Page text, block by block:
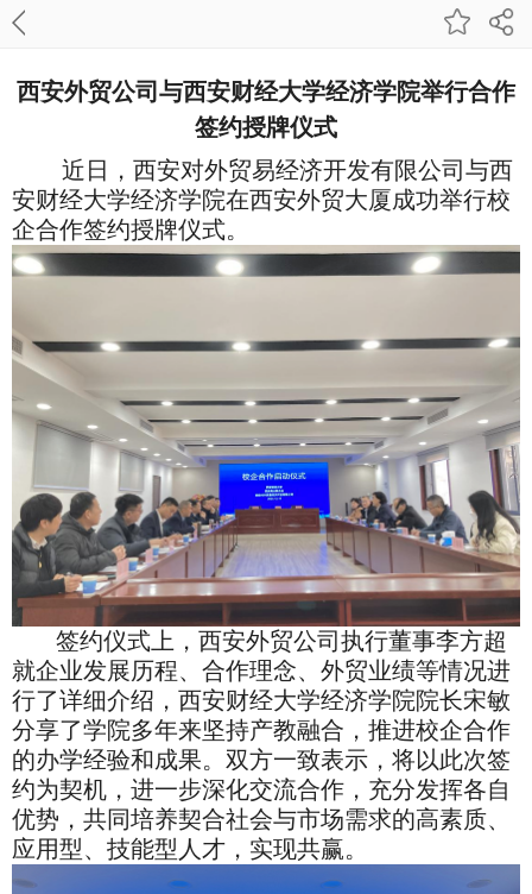
西安外贸公司与西安财经大学经济学院举行合作
签约授牌仪式
近日，西安对外贸易经济开发有限公司与西
安财经大学经济学院在西安外贸大厦成功举行校
企合作签约授牌仪式。
签约仪式上，西安外贸公司执行董事李方超
就企业发展历程、合作理念、外贸业绩等情况进
行了详细介绍，西安财经大学经济学院院长宋敏
分享了学院多年来坚持产教融合，推进校企合作
的办学经验和成果。双方一致表示，将以此次签
约为契机，进一步深化交流合作，充分发挥各自
优势，共同培养契合社会与市场需求的高素质、
应用型、技能型人才，实现共赢。